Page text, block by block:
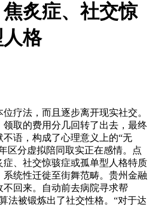
炙症、社交惊
格
法，而且逐步离开现实社交。
取的费用分几回转了出去，最终
语，构成了心理意义上的“无
区分虚拟陪同取实正在感情。点
、社交惊骇症或孤单型人格特质
统性迁徙至街舞范畴。贵州金融
回来。自动前去病院寻求帮
法被锻炼出了社交性格。“对于达